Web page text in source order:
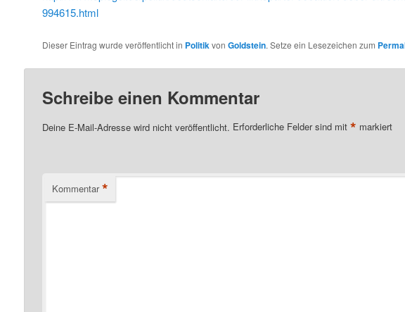
994615.html
Dieser Eintrag wurde veröffentlicht in Politikvon Goldstein. Setze ein Lesezeichen zum
Schreibe einen Kommentar
Deine E-Mail-Adresse wird nicht veröffentlicht. Erforderliche Felder sind mit * markiert
Kommentar *